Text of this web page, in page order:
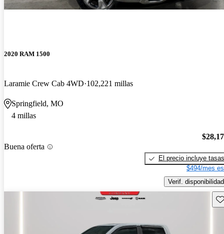
2020 RAM 1500
Laramie Crew Cab 4WD 102,221 millas
Springfield, MO
4 millas
Buena oferta
El precio incluye tasas
$494/mes
Verif. disponibilidad